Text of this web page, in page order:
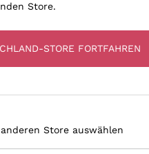
Store.
STORE FORTFAHREN
Store auswählen